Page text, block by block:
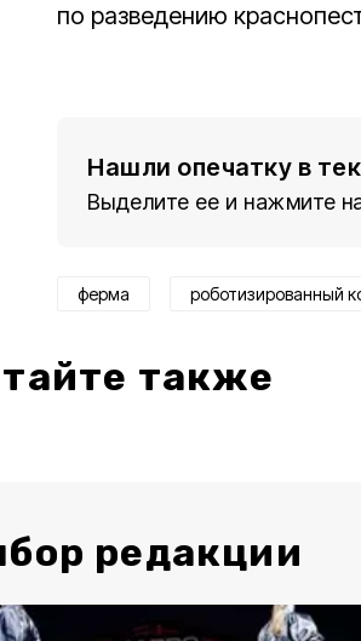
по разведению
Нашли опечатку в
Выделите ее и нажмите
ферма роботизированный
также
редакции